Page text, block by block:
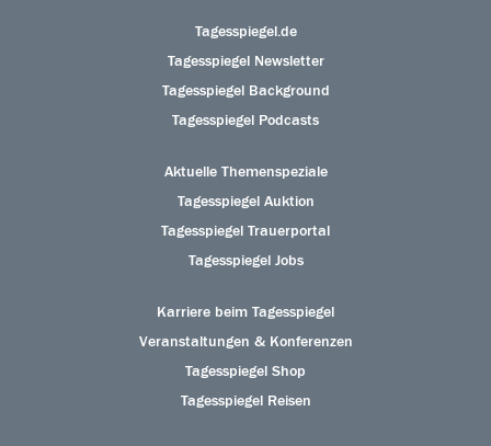
Tagesspiegel.de
Tagesspiegel Newsletter
Tagesspiegel Background
Tagesspiegel Podcasts
Aktuelle Themenspeziale
Tagesspiegel Auktion
Tagesspiegel Trauerportal
Tagesspiegel Jobs
Karriere beim Tagesspiegel
Veranstaltungen & Konferenzen
Tagesspiegel Shop
Tagesspiegel Reisen